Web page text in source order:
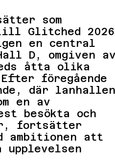
som
Glitched 2026
en central
D, omgiven
åtta olika
föregående
där lanhallen
en av
besökta och
fortsätter
ambitionen att
upplevelsen